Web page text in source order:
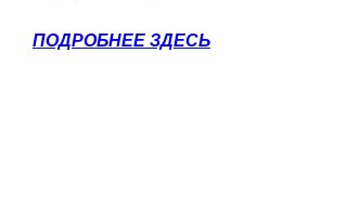
ПОДРОБНЕЕ ЗДЕСЬ